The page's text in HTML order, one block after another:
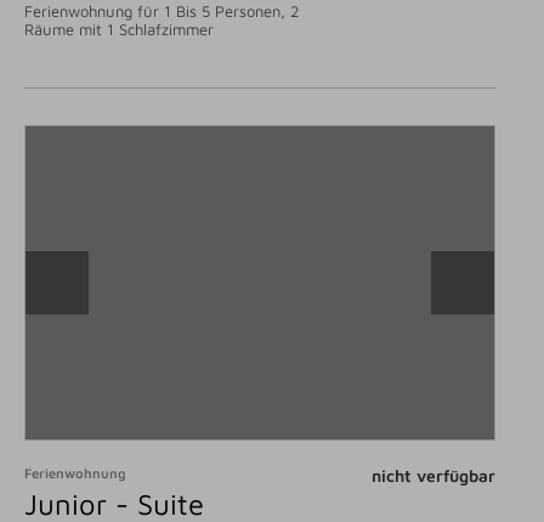
Ferienwohnung für 1 Bis 5 Personen, 2
Räume mit 1 Schlafzimmer
Ferienwohnung
Junior - Suite
nicht verfügbar